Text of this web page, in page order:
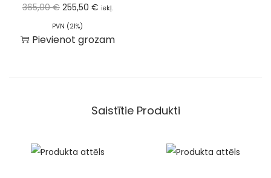
365,00€ 255,50 € iekļ.
PVN (21%)
Pievienot grozam
Saistītie Produkti